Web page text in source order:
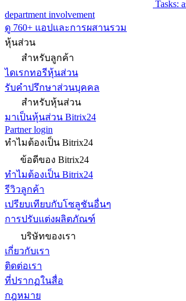
Tasks:
department involvement
ดู 760+ แอปและการผสานรวม
หุ้นส่วน
สำหรับลูกค้า
ไดเรกทอรีหุ้นส่วน
รับคำปรึกษาส่วนบุคคล
สำหรับหุ้นส่วน
มาเป็นหุ้นส่วน Bitrix24
Partner login
ทำไมต้องเป็น Bitrix24
ข้อดีของ Bitrix24
ทำไมต้องเป็น Bitrix24
รีวิวลูกค้า
เปรียบเทียบกับโซลูชันอื่นๆ
การปรับแต่งผลิตภัณฑ์
บริษัทของเรา
เกี่ยวกับเรา
ติดต่อเรา
ที่ปรากฏในสื่อ
กฎหมาย